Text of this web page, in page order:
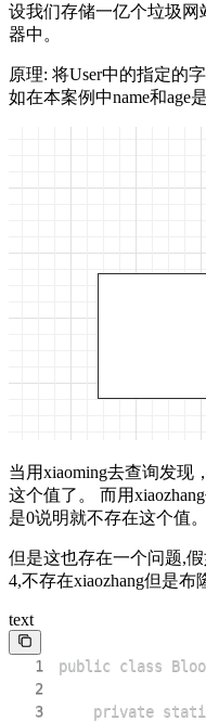
设我们存储一亿个垃圾
器中。
原理: 将User中的指定的
如在本案例中name和age
当用xiaoming去查询发现
这个值了。 而用
是0说明就不存在这个值。
但是这也存在一个问题,假
4,不存在xiaozhang但是布
text
1
2
3